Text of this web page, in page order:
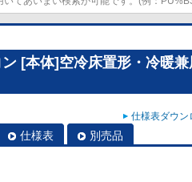
[本体]空冷床置形・冷暖
仕様表ダウン
仕様表 別売品